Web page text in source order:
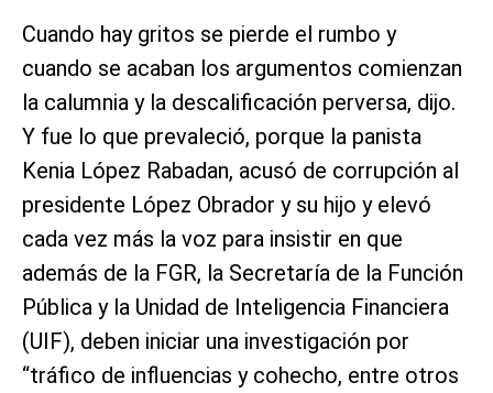
Cuando hay gritos se pierde el rumbo y
cuando se acaban los argumentos comienzan
la calumnia y la descalificación perversa, dijo.
Y fue lo que prevaleció, porque la panista
Kenia López Rabadan, acusó de corrupción al
presidente López Obrador y su hijo y elevó
cada vez más la voz para insistir en que
además de la FGR, la Secretaría de la Función
Pública y la Unidad de Inteligencia Financiera
(UIF), deben iniciar una investigación por
“tráfico de influencias y cohecho, entre otros